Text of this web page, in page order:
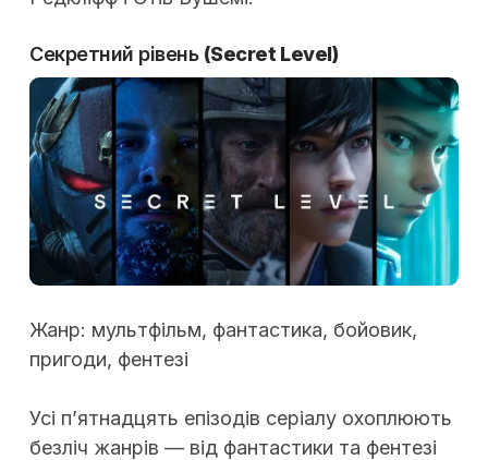
Секретний рівень (Secret Level)
Жанр: мультфільм, фантастика, бойовик,
пригоди, фентезі
Усі п’ятнадцять епізодів серіалу охоплюють
безліч жанрів — від фантастики та фентезі